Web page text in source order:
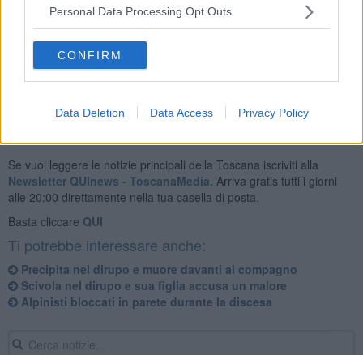
Personal Data Processing Opt Outs
CONFIRM
Data Deletion Data Access Privacy Policy
l’elisoccorso regionale Pegaso 3 si è diretto sul posto mentre il
personale tecnico reperibile si è reso disponibile ad eventuale
supporto alle manovre di recupero dell’uomo con trauma al
ginocchio.
Se vuoi leggere le notizie principali della Toscana iscriviti alla
Newsletter QUInews - ToscanaMedia. Arriva gratis tutti i giorni
alle 20:00 direttamente nella tua casella di posta.
Basta cliccare QUI
Ti potrebbe interessare anche:
Precipita nel dirupo e muore davanti al compagno
Scivola nel dirupo e sua figlia accusa un malore
Alpinisti bloccati in parete durante la discesa